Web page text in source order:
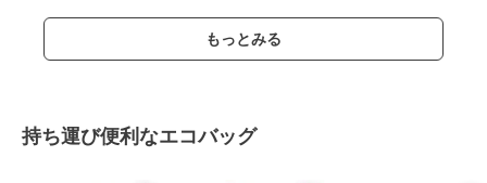
もっとみる
持ち運び便利なエコバッグ